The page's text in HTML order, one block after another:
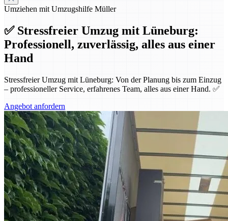
Umziehen mit Umzugshilfe Müller
✅ Stressfreier Umzug mit Lüneburg:
Professionell, zuverlässig, alles aus einer
Hand
Stressfreier Umzug mit Lüneburg: Von der Planung bis zum Einzug
– professioneller Service, erfahrenes Team, alles aus einer Hand. ✅
Angebot anfordern